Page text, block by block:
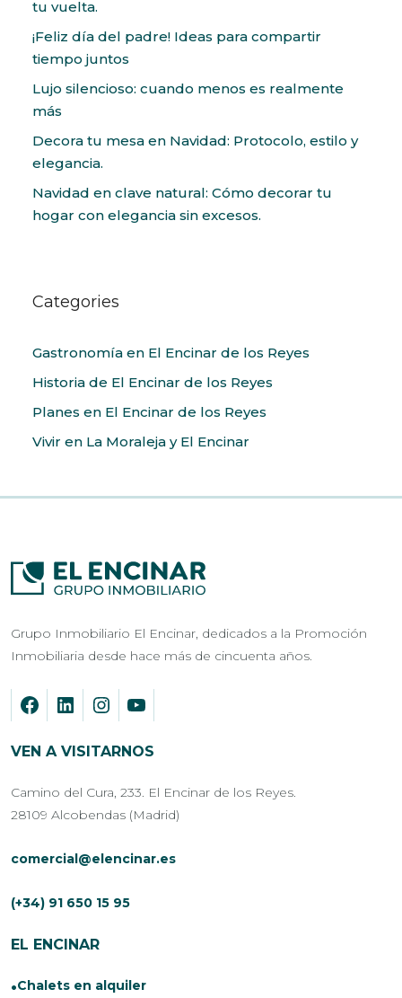
tu vuelta.
¡Feliz día del padre! Ideas para compartir
tiempo juntos
Lujo silencioso: cuando menos es realmente
más
Decora tu mesa en Navidad: Protocolo, estilo y
elegancia.
Navidad en clave natural: Cómo decorar tu
hogar con elegancia sin excesos.
Categories
Gastronomía en El Encinar de los Reyes
Historia de El Encinar de los Reyes
Planes en El Encinar de los Reyes
Vivir en La Moraleja y El Encinar
Grupo Inmobiliario El Encinar, dedicados a la Promoción
Inmobiliaria desde hace más de cincuenta años.
VEN A VISITARNOS
Camino del Cura, 233. El Encinar de los Reyes.
28109 Alcobendas (Madrid)
comercial@elencinar.es
(+34) 91 650 15 95
EL ENCINAR
Chalets en alquiler